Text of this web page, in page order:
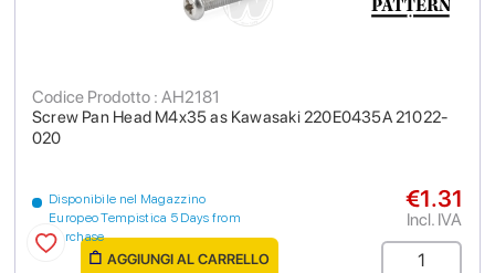
Screw Pan Head M4x35 as Kawasaki 220E0435A 21022-
020
Codice Prodotto : AH2181
Disponibile nel Magazzino
Europeo Tempistica 5 Days from
purchase
€1.31
Incl. IVA
AGGIUNGI AL CARRELLO